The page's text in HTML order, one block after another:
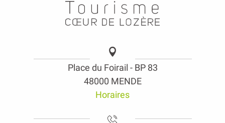
Place du Foirail - BP 83
48000 MENDE
Horaires